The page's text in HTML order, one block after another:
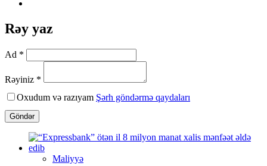
Rəy yaz
Ad *
Rəyiniz *
Oxudum və razıyam Şərh göndərmə qaydaları
Göndər
Maliyyə